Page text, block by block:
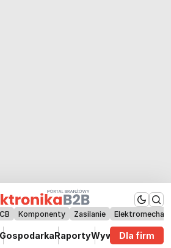
Komponenty Zasilanie
GospodarkaRaportyWywiadyDla firm